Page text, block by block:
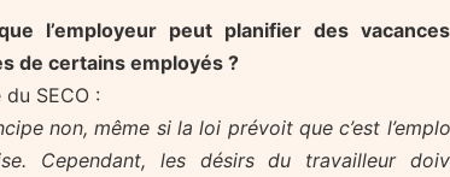
l’employeur peut planifier des
de certains employés ?
du SECO :
non, même si la loi prévoit que c’est
Cependant, les désirs du travailleur